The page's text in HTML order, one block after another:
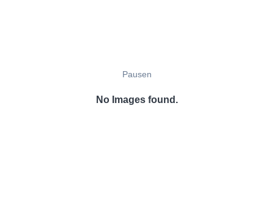
Pausen
No Images found.